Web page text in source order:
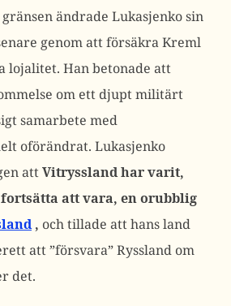
ändrade Lukasjenko sin
genom att försäkra Kreml
lojalitet. Han betonade att
om ett djupt militärt
samarbete med
oförändrat. Lukasjenko
attVitryssland har varit,
att vara, en orubblig
, och tillade att hans land
att ”försvara” Ryssland om
det.